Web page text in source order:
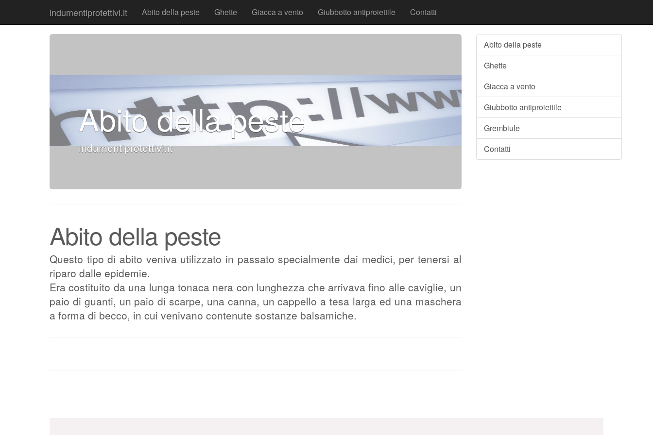
indumentiprotettivi.it Abito della peste Ghette Giacca a vento Giubbotto antiproiettile Contatti
Abito della peste
indumentiprotettivi.it
Abito della peste
Questo tipo di abito veniva utilizzato in passato specialmente dai medici, per tenersi al
riparo dalle epidemie.
Era costituito da una lunga tonaca nera con lunghezza che arrivava fino alle caviglie, un
paio di guanti, un paio di scarpe, una canna, un cappello a tesa larga ed una maschera
a forma di becco, in cui venivano contenute sostanze balsamiche.
Abito della peste
Ghette
Giacca a vento
Giubbotto antiproiettile
Grembiule
Contatti